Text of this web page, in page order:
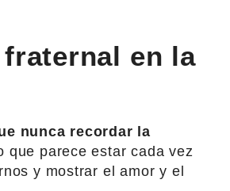
en la
nunca recordar la
que parece estar cada vez
y mostrar el amor y el